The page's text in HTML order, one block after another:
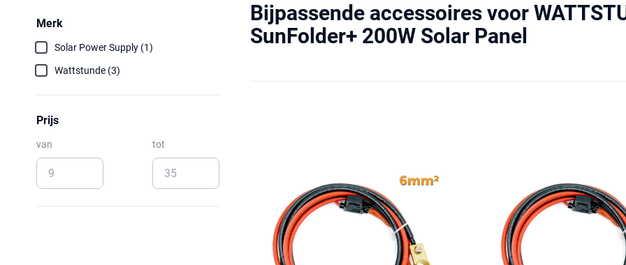
Merk
Solar Power Supply (1)
Wattstunde (3)
Prijs
van tot
Bijpassende accessoires voor
SunFolder+ 200W Solar Panel